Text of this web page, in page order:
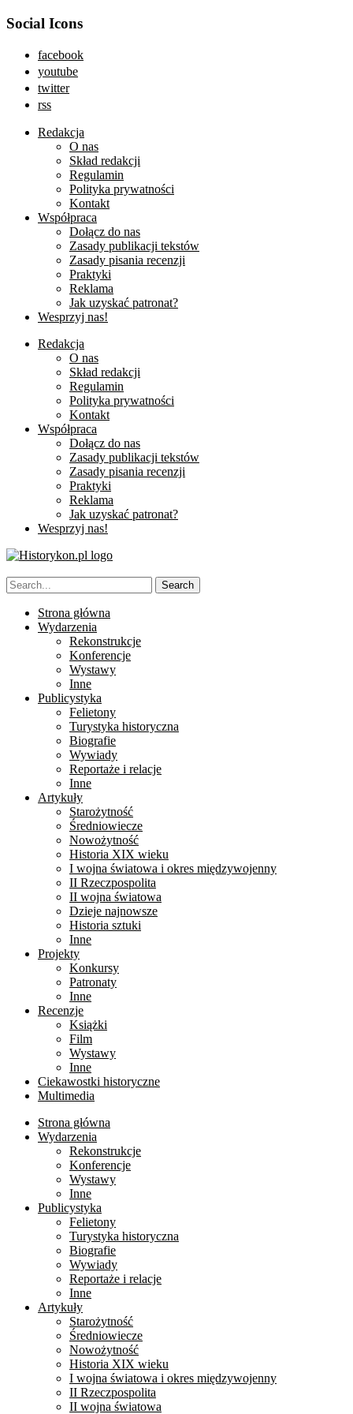
Social Icons
facebook
youtube
twitter
rss
Redakcja
O nas
Skład redakcji
Regulamin
Polityka prywatności
Kontakt
Współpraca
Dołącz do nas
Zasady publikacji tekstów
Zasady pisania recenzji
Praktyki
Reklama
Jak uzyskać patronat?
Wesprzyj nas!
Redakcja
O nas
Skład redakcji
Regulamin
Polityka prywatności
Kontakt
Współpraca
Dołącz do nas
Zasady publikacji tekstów
Zasady pisania recenzji
Praktyki
Reklama
Jak uzyskać patronat?
Wesprzyj nas!
Strona główna
Wydarzenia
Rekonstrukcje
Konferencje
Wystawy
Inne
Publicystyka
Felietony
Turystyka historyczna
Biografie
Wywiady
Reportaże i relacje
Inne
Artykuły
Starożytność
Średniowiecze
Nowożytność
Historia XIX wieku
I wojna światowa i okres międzywojenny
II Rzeczpospolita
II wojna światowa
Dzieje najnowsze
Historia sztuki
Inne
Projekty
Konkursy
Patronaty
Inne
Recenzje
Książki
Film
Wystawy
Inne
Ciekawostki historyczne
Multimedia
Strona główna
Wydarzenia
Rekonstrukcje
Konferencje
Wystawy
Inne
Publicystyka
Felietony
Turystyka historyczna
Biografie
Wywiady
Reportaże i relacje
Inne
Artykuły
Starożytność
Średniowiecze
Nowożytność
Historia XIX wieku
I wojna światowa i okres międzywojenny
II Rzeczpospolita
II wojna światowa